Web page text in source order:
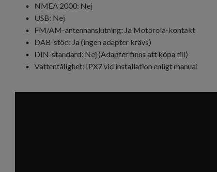
NMEA 2000: Nej
USB: Nej
FM/AM-antennanslutning: Ja Motorola-kontakt
DAB-stöd: Ja (ingen adapter krävs)
DIN-standard: Nej (Adapter finns att köpa till)
Vattentålighet: IPX7 vid installation enligt manual